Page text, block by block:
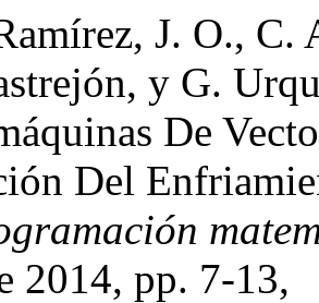
J. O.,
y G.
De
Del
2014, pp. 7-13,